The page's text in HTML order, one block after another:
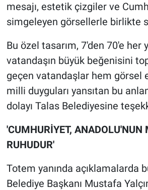
mesajı, estetik çizgiler ve
simgeleyen görsellerle birlikte
Bu özel tasarım, 7'den 70'e her
vatandaşın büyük beğenisini
geçen vatandaşlar hem görsel
milli duyguları yansıtan bu
dolayı Talas Belediyesine
'CUMHURİYET, ANADOLU'NUN
RUHUDUR'
Totem yanında açıklamalarda
Belediye Başkanı Mustafa